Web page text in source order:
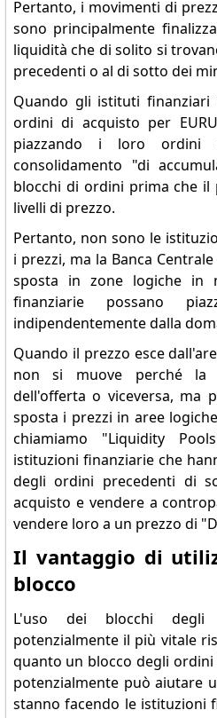
Pertanto, i movimenti di
sono principalmente
liquidità che di solito si
precedenti o al di sotto dei
Quando gli istituti
ordini di acquisto per
piazzando i loro ordini
consolidamento "di
blocchi di ordini prima che il
livelli di prezzo.
Pertanto, non sono le
i prezzi, ma la Banca
sposta in zone logiche in
finanziarie possano
indipendentemente dalla
Quando il prezzo esce
non si muove perché la
dell'offerta o viceversa, ma
sposta i prezzi in aree
chiamiamo "Liquidity
istituzioni finanziarie che
degli ordini precedenti di
acquisto e vendere a
vendere loro a un prezzo di
Il vantaggio di
blocco
L'uso dei blocchi
potenzialmente il più vitale
quanto un blocco degli ordini
potenzialmente può aiutare
stanno facendo le istituzioni